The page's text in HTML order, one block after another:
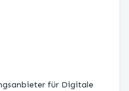
für Digitale